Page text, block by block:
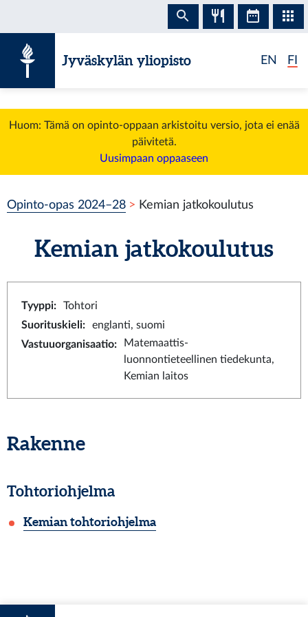
Jyväskylän yliopisto EN FI
Huom: Tämä on opinto-oppaan arkistoitu versio, jota ei enää
päivitetä.
Uusimpaan oppaaseen
Opinto-opas 2024–28 Kemian jatkokoulutus
Kemian jatkokoulutus
Tyyppi:
Tohtori
Suorituskieli:
englanti, suomi
Vastuuorganisaatio:
Matemaattis-
luonnontieteellinen tiedekunta,
Kemian laitos
Rakenne
Tohtoriohjelma
Kemian tohtoriohjelma